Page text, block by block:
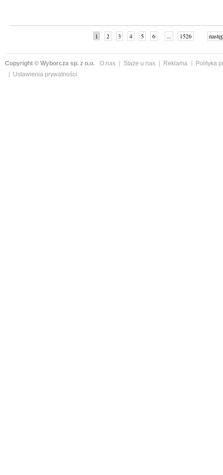
1 2 3 4 5 6 ... 1526
Copyright © Wyborcza sp. z o.o. O nas Staże u nas Reklama
Polityka
Ustawienia prywatności